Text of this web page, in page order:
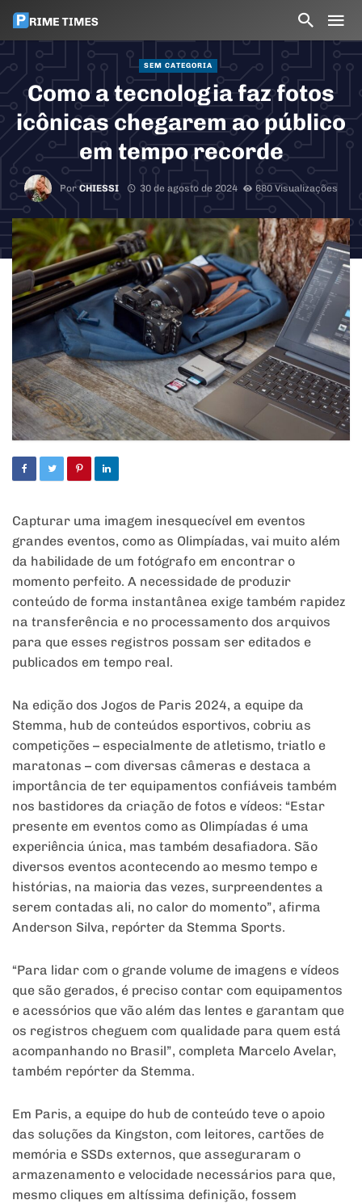
SEM CATEGORIA
Como a tecnologia faz fotos
icônicas chegarem ao público
em tempo recorde
PorCHIESSI 30 de agosto de 2024 680 Visualizações
Capturar uma imagem inesquecível em eventos
grandes eventos, como as Olimpíadas, vai muito além
da habilidade de um fotógrafo em encontrar o
momento perfeito. A necessidade de produzir
conteúdo de forma instantânea exige também rapidez
na transferência e no processamento dos arquivos
para que esses registros possam ser editados e
publicados em tempo real.
Na edição dos Jogos de Paris 2024, a equipe da
Stemma, hub de conteúdos esportivos, cobriu as
competições – especialmente de atletismo, triatlo e
maratonas – com diversas câmeras e destaca a
importância de ter equipamentos confiáveis também
nos bastidores da criação de fotos e vídeos: “Estar
presente em eventos como as Olimpíadas é uma
experiência única, mas também desafiadora. São
diversos eventos acontecendo ao mesmo tempo e
histórias, na maioria das vezes, surpreendentes a
serem contadas ali, no calor do momento”, afirma
Anderson Silva, repórter da Stemma Sports.
“Para lidar com o grande volume de imagens e vídeos
que são gerados, é preciso contar com equipamentos
e acessórios que vão além das lentes e garantam que
os registros cheguem com qualidade para quem está
acompanhando no Brasil”, completa Marcelo Avelar,
também repórter da Stemma.
Em Paris, a equipe do hub de conteúdo teve o apoio
das soluções da Kingston, com leitores, cartões de
memória e SSDs externos, que asseguraram o
armazenamento e velocidade necessários para que,
mesmo cliques em altíssima definição, fossem